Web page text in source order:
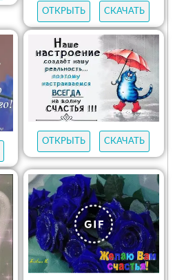
ОТКРЫТЬ СКАЧАТЬ
ОТКРЫТЬ СКАЧАТЬ